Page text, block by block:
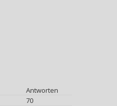
Antworten
70